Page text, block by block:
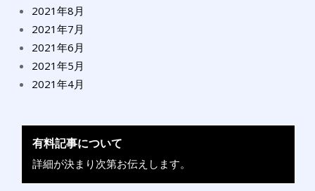
2021年8月
2021年7月
2021年6月
2021年5月
2021年4月
有料記事について
詳細が決まり次第お伝えします。